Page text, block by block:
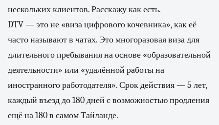
нескольких клиентов. Расскажу как есть.
DTV — это не «виза цифрового кочевника», как её
часто называют в чатах. Это многоразовая виза для
длительного пребывания на основе «образовательной
деятельности» или «удалённой работы на
иностранного работодателя». Срок действия — 5 лет,
каждый въезд до 180 дней с возможностью продления
ещё на 180 в самом Тайланде.